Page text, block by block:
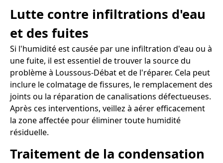
Lutte contre infiltrations d'eau
et des fuites
Si l'humidité est causée par une infiltration d'eau ou à
une fuite, il est essentiel de trouver la source du
problème à Loussous-Débat et de l'réparer. Cela peut
inclure le colmatage de fissures, le remplacement des
joints ou la réparation de canalisations défectueuses.
Après ces interventions, veillez à aérer efficacement
la zone affectée pour éliminer toute humidité
résiduelle.
Traitement de la condensation